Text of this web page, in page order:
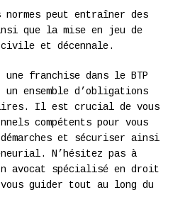
normes peut entraîner des
que la mise en jeu de
et décennale.
franchise dans le BTP
ensemble d’obligations
Il est crucial de vous
compétents pour vous
démarches et sécuriser ainsi
N’hésitez pas à
avocat spécialisé en droit
guider tout au long du